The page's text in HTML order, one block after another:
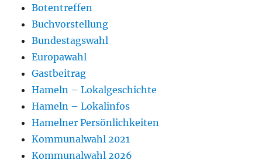
Botentreffen
Buchvorstellung
Bundestagswahl
Europawahl
Gastbeitrag
Hameln – Lokalgeschichte
Hameln – Lokalinfos
Hamelner Persönlichkeiten
Kommunalwahl 2021
Kommunalwahl 2026